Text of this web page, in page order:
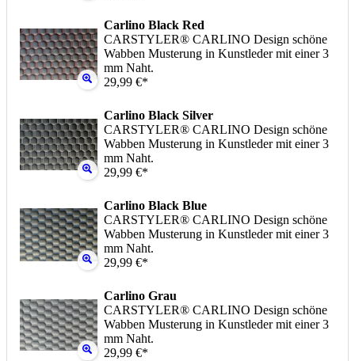
Carlino Black Red
CARSTYLER® CARLINO Design schöne
Wabben Musterung in Kunstleder mit einer 3
mm Naht.
29,99 €*
Carlino Black Silver
CARSTYLER® CARLINO Design schöne
Wabben Musterung in Kunstleder mit einer 3
mm Naht.
29,99 €*
Carlino Black Blue
CARSTYLER® CARLINO Design schöne
Wabben Musterung in Kunstleder mit einer 3
mm Naht.
29,99 €*
Carlino Grau
CARSTYLER® CARLINO Design schöne
Wabben Musterung in Kunstleder mit einer 3
mm Naht.
29,99 €*